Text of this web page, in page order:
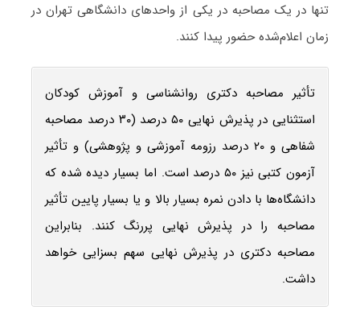
تنها در یک مصاحبه در یکی از واحدهای دانشگاهی تهران در
زمان اعلام‌شده حضور پیدا کنند.
تأثیر مصاحبه دکتری روانشناسی و آموزش کودکان
استثنایی در پذیرش نهایی ۵۰ درصد (۳۰ درصد مصاحبه
شفاهی و ۲۰ درصد رزومه آموزشی و پژوهشی) و تأثیر
آزمون کتبی نیز ۵۰ درصد است. اما بسیار دیده شده که
دانشگاه‌ها با دادن نمره بسیار بالا و یا بسیار پایین تأثیر
مصاحبه را در پذیرش نهایی پررنگ کنند. بنابراین
مصاحبه دکتری در پذیرش نهایی سهم بسزایی خواهد
داشت.